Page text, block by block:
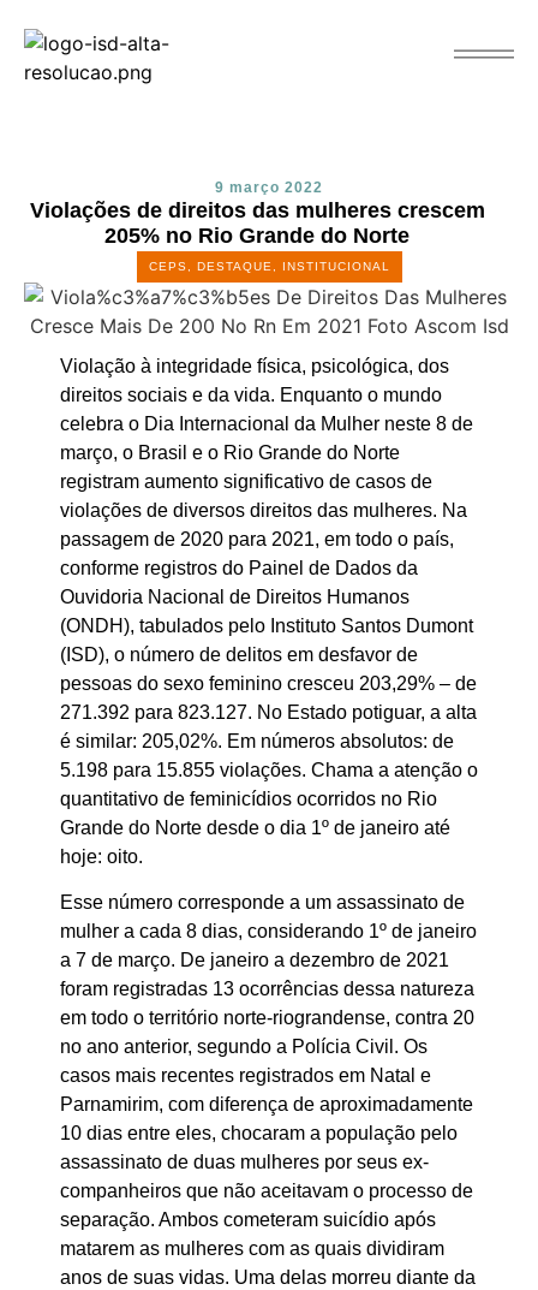
9 março 2022
Violações de direitos das mulheres crescem
205% no Rio Grande do Norte
CEPS DESTAQUE INSTITUCIONAL
Violação à integridade física, psicológica, dos
direitos sociais e da vida. Enquanto o mundo
celebra o Dia Internacional da Mulher neste 8 de
março, o Brasil e o Rio Grande do Norte
registram aumento significativo de casos de
violações de diversos direitos das mulheres. Na
passagem de 2020 para 2021, em todo o país,
conforme registros do Painel de Dados da
Ouvidoria Nacional de Direitos Humanos
(ONDH), tabulados pelo Instituto Santos Dumont
(ISD), o número de delitos em desfavor de
pessoas do sexo feminino cresceu 203,29% – de
271.392 para 823.127. No Estado potiguar, a alta
é similar: 205,02%. Em números absolutos: de
5.198 para 15.855 violações. Chama a atenção o
quantitativo de feminicídios ocorridos no Rio
Grande do Norte desde o dia 1º de janeiro até
hoje: oito.
Esse número corresponde a um assassinato de
mulher a cada 8 dias, considerando 1º de janeiro
a 7 de março. De janeiro a dezembro de 2021
foram registradas 13 ocorrências dessa natureza
em todo o território norte-riograndense, contra 20
no ano anterior, segundo a Polícia Civil. Os
casos mais recentes registrados em Natal e
Parnamirim, com diferença de aproximadamente
10 dias entre eles, chocaram a população pelo
assassinato de duas mulheres por seus ex-
companheiros que não aceitavam o processo de
separação. Ambos cometeram suicídio após
matarem as mulheres com as quais dividiram
anos de suas vidas. Uma delas morreu diante da